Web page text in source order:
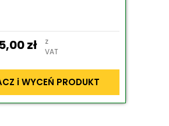
zł
z
VAT
i WYCEŃ PRODUKT